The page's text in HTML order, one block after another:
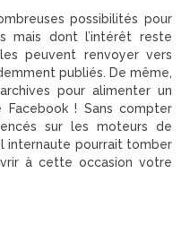
possibilités pour
mais dont l’intérêt reste
peuvent renvoyer vers
publiés. De même,
pour alimenter un
! Sans compter
sur les moteurs de
internaute pourrait tomber
à cette occasion votre